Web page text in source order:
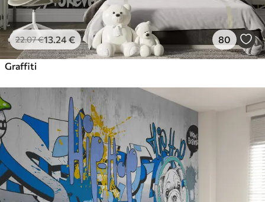
22.07€13 .24€ 80
Graffiti